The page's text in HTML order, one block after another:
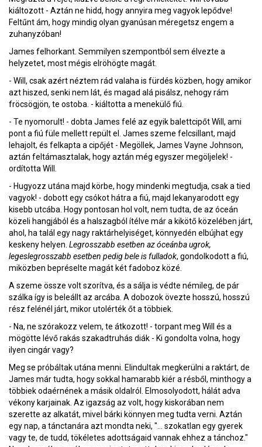
kiáltozott - Aztán ne hidd, hogy annyira meg vagyok lepődve!
Feltűnt ám, hogy mindig olyan gyanúsan méregetsz engem a
zuhanyzóban!
James felhorkant. Semmilyen szempontból sem élvezte a
helyzetet, most mégis elröhögte magát.
- Will, csak azért néztem rád valaha is fürdés közben, hogy amikor
azt hiszed, senki nem lát, és magad alá pisálsz, nehogy rám
fröcsögjön, te ostoba. - kiáltotta a menekülő fiú.
- Te nyomorult! - dobta James felé az egyik balettcipőt Will, ami
pont a fiú füle mellett repült el. James szeme felcsillant, majd
lehajolt, és felkapta a cipőjét - Megöllek, James Vayne Johnson,
aztán feltámasztalak, hogy aztán még egyszer megöljelek! -
ordította Will.
- Hugyozz utána majd körbe, hogy mindenki megtudja, csak a tied
vagyok! - dobott egy csókot hátra a fiú, majd lekanyarodott egy
kisebb utcába. Hogy pontosan hol volt, nem tudta, de az óceán
közeli hangjából és a halszagból ítélve már a kikötő közelében járt,
ahol, ha talál egy nagy raktárhelyiséget, könnyedén elbújhat egy
keskeny helyen. Legrosszabb esetben az óceánba ugrok,
legeslegrosszabb esetben pedig bele is fulladok, gondolkodott a fiú,
miközben bepréselte magát két fadoboz közé.
A szeme össze volt szorítva, és a sálja is védte némileg, de pár
szálka így is beleállt az arcába. A dobozok övezte hosszú, hosszú
rész felénél járt, mikor utolérték őt a többiek.
- Na, ne szórakozz velem, te átkozott! - torpant meg Will és a
mögötte lévő rakás szakadtruhás diák - Ki gondolta volna, hogy
ilyen cingár vagy?
Meg se próbáltak utána menni. Elindultak megkerülni a raktárt, de
James már tudta, hogy sokkal hamarabb kiér a résből, minthogy a
többiek odaérnének a másik oldalról. Elmosolyodott, hálát adva
vékony karjainak. Az igazság az volt, hogy kiskorában nem
szerette az alkatát, mivel bárki könnyen meg tudta verni. Aztán
egy nap, a tánctanára azt mondta neki, "... szokatlan egy gyerek
vagy te, de tudd, tökéletes adottságaid vannak ehhez a tánchoz."